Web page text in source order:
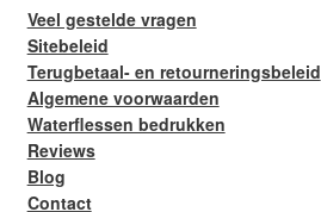
Veel gestelde vragen
Sitebeleid
Terugbetaal- en retourneringsbeleid
Algemene voorwaarden
Waterflessen bedrukken
Reviews
Blog
Contact